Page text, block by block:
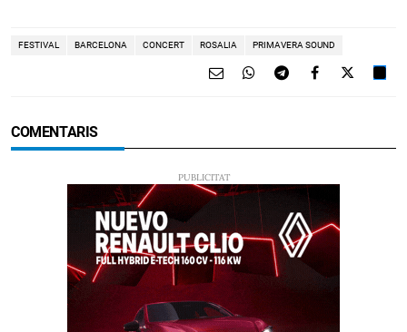
FESTIVAL BARCELONA CONCERT ROSALIA PRIMAVERA SOUND
COMENTARIS